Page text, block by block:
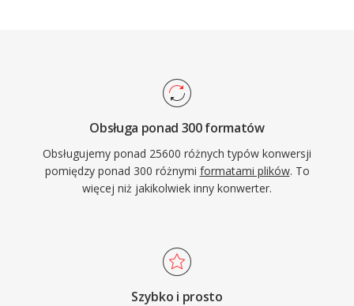
Obsługa ponad 300 formatów
Obsługujemy ponad 25600 różnych typów konwersji
pomiędzy ponad 300 różnymi formatami plików. To
więcej niż jakikolwiek inny konwerter.
Szybko i prosto